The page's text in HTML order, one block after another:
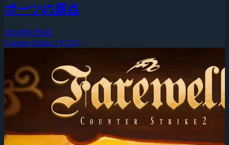
ポーツの原点
2026年8月9日
Counter-Strike 2 (CS2)